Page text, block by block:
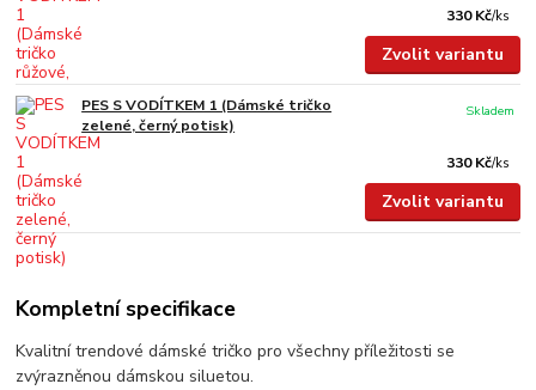
330 Kč/ks
Zvolit variantu
PES S VODÍTKEM 1 (Dámské tričko
zelené, černý potisk)
330 Kč/ks
Skladem
Zvolit variantu
Kompletní specifikace
Kvalitní trendové dámské tričko pro všechny příležitosti se
zvýrazněnou dámskou siluetou.